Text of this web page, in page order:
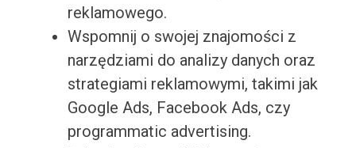
reklamowego.
Wspomnij o swojej znajomości z
narzędziami do analizy danych oraz
strategiami reklamowymi, takimi jak
Google Ads, Facebook Ads, czy
programmatic advertising.